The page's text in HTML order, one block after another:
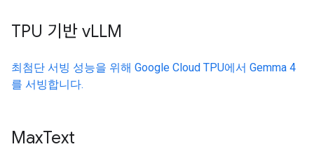
TPU 기반 vLLM
최첨단 서빙 성능을 위해 Google Cloud TPU에서 Gemma 4
를 서빙합니다.
MaxText